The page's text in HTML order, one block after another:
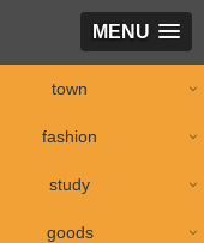
MENU
town
fashion
study
goods